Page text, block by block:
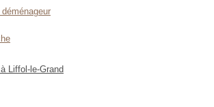
Liffol-le-Grand